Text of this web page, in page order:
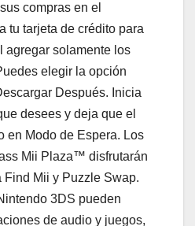
compras en el
tu tarjeta de crédito para
agregar solamente los
elegir la opción
Después. Inicia
desees y deja que el
en Modo de Espera. Los
Mii Plaza™ disfrutarán
Mii y Puzzle Swap.
3DS pueden
de audio y juegos,